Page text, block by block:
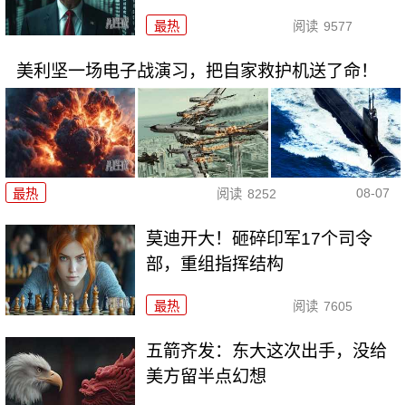
最热 阅读 9577
美利坚一场电子战演习，把自家救护机送了命！
最热 阅读 8252 08-07
莫迪开大！砸碎印军17个司令
部，重组指挥结构
最热 阅读 7605
五箭齐发：东大这次出手，没给
美方留半点幻想